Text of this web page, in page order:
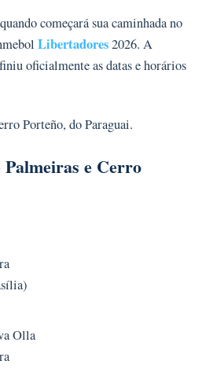
começará sua caminhada no
Libertadores2026. A
oficialmente as datas e horários
Porteño, do Paraguai.
Palmeiras e Cerro
Olla